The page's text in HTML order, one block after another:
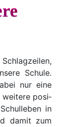
Schu­le.
nur eine
wei­te­re posi­
in
damit zum